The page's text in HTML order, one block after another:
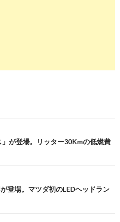
が登場。リッター30Kmの低燃費
登場。マツダ初のLEDヘッドラン